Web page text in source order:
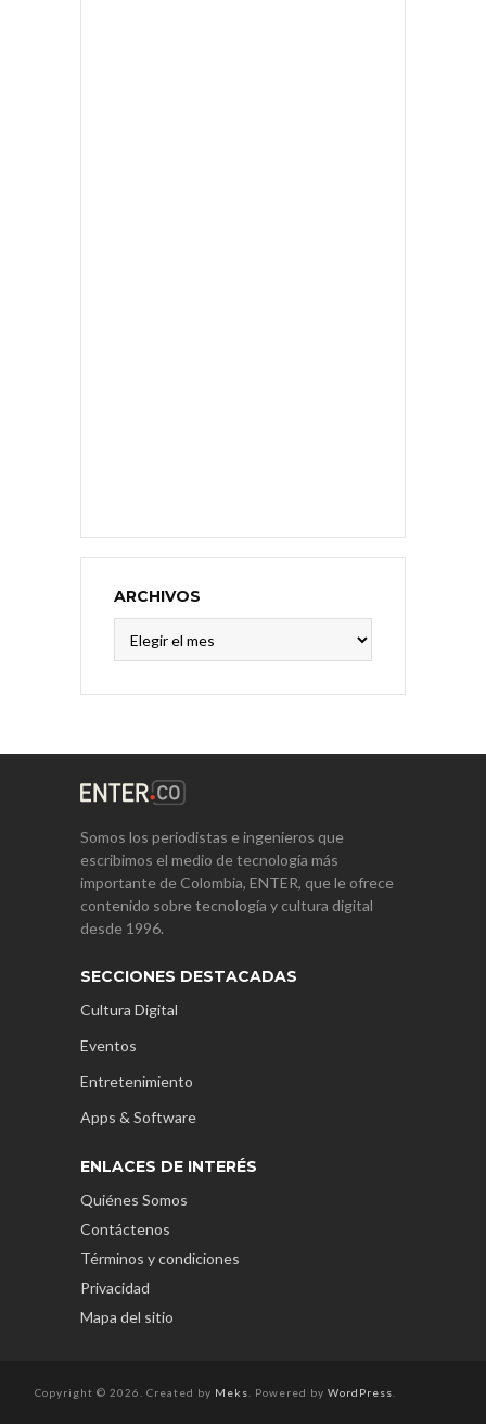
ARCHIVOS
Somos los periodistas e ingenieros que
escribimos el medio de tecnología más
importante de Colombia, ENTER, que le ofrece
contenido sobre tecnología y cultura digital
desde 1996.
SECCIONES DESTACADAS
Cultura Digital
Eventos
Entretenimiento
Apps & Software
ENLACES DE INTERÉS
Quiénes Somos
Contáctenos
Términos y condiciones
Privacidad
Mapa del sitio
Copyright © 2026. Created by Meks . Powered by WordPress